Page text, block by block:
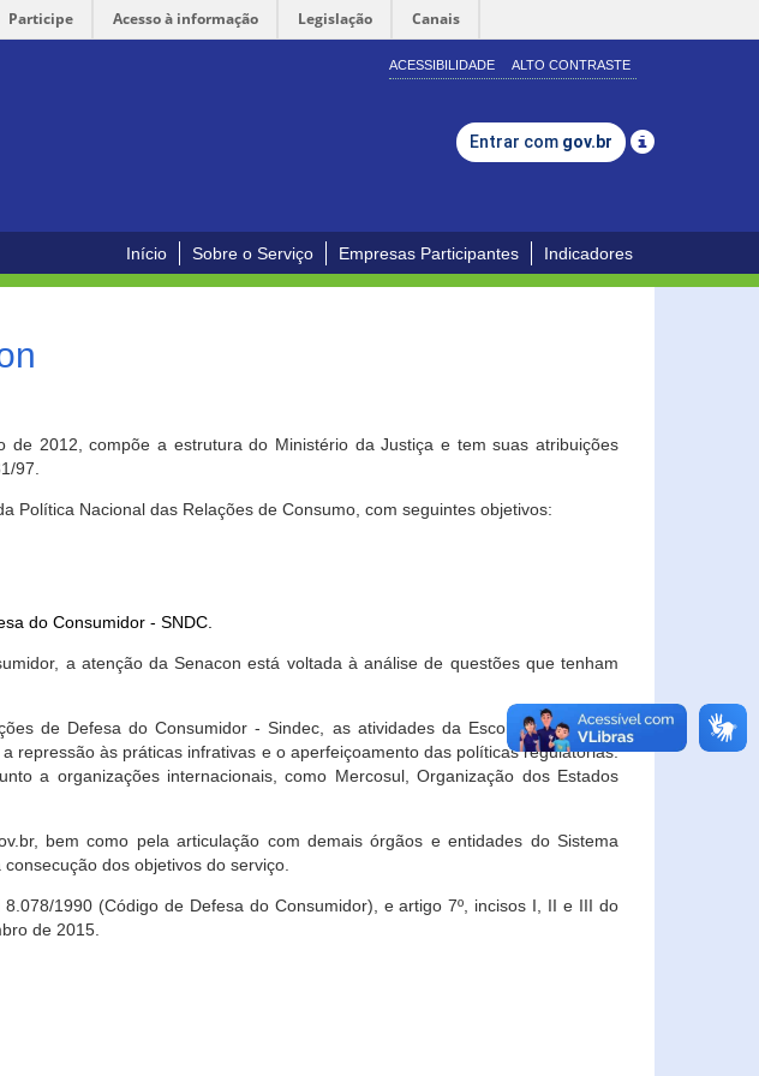
Participe Acesso à informação Legislação Canais
ACESSIBILIDADE ALTO CONTRASTE
Entrar com gov.br
Início Sobre o Serviço Empresas Participantes Indicadores
2012, compõe a estrutura do Ministério da Justiça e tem suas atribuições
97.
Política Nacional das Relações de Consumo, com seguintes objetivos:
do Consumidor - SNDC.
a atenção da Senacon está voltada à análise de questões que tenham
de Defesa do Consumidor - Sindec, as atividades da Escola Nacional de
repressão às práticas infrativas e o aperfeiçoamento das políticas regulatórias.
a organizações internacionais, como Mercosul, Organização dos Estados
bem como pela articulação com demais órgãos e entidades do Sistema
dos objetivos do serviço.
1990 (Código de Defesa do Consumidor), e artigo 7º, incisos I, II e III do
de 2015.